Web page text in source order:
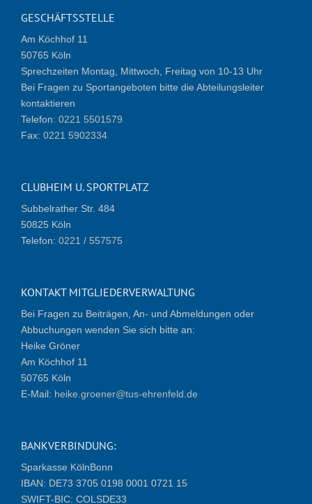
GESCHÄFTSSTELLE
Am Köchhof 11
50765 Köln
Sprechzeiten Montag, Mittwoch, Freitag von 10-13 Uhr
Bei Fragen zu Sportangeboten bitte die Abteilungsleiter
kontaktieren
Telefon: 0221 5501579
Fax: 0221 5902334
CLUBHEIM U. SPORTPLATZ
Subbelrather Str. 484
50825 Köln
Telefon: 0221 / 557575
KONTAKT MITGLIEDERVERWALTUNG
Bei Fragen zu Beiträgen, An- und Abmeldungen oder
Abbuchungen wenden Sie sich bitte an:
Heike Gröner
Am Köchhof 11
50765 Köln
E-Mail: heike.groener@tus-ehrenfeld.de
BANKVERBINDUNG:
Sparkasse KölnBonn
IBAN: DE73 3705 0198 0001 0721 15
SWIFT-BIC: COLSDE33